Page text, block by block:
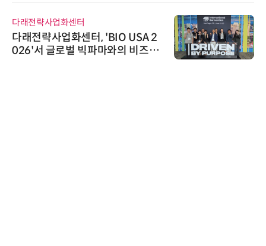
다래전략사업화센터
다래전략사업화센터, 'BIO USA 2
026'서 글로벌 빅파마와의 비즈니